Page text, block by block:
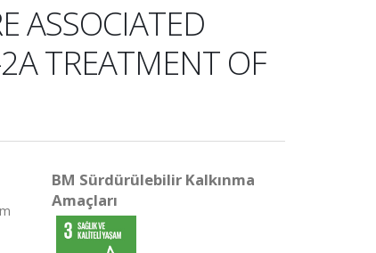
ASSOCIATED
TREATMENT OF
BM Sürdürülebilir Kalkınma
Amaçları